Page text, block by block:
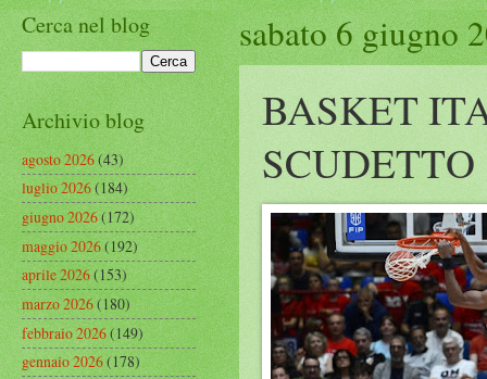
sabato 6 giugno
BASKET
SCUDETTO
Cerca nel blog
Archivio blog
agosto 2026(43)
luglio 2026(184)
giugno 2026(172)
maggio 2026(192)
aprile 2026(153)
marzo 2026(180)
febbraio 2026(149)
gennaio 2026(178)